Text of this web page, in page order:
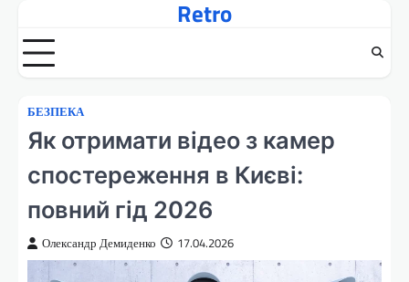
вмісту
Retro
БЕЗПЕКА
Як отримати відео з камер
спостереження в Києві:
повний гід 2026
Олександр Демиденко 17.04.2026